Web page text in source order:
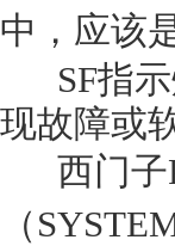
中，应该
SF指示
现故障或
西门子
（